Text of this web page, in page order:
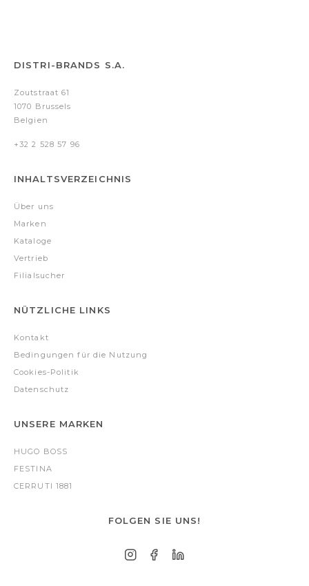
DISTRI-BRANDS S.A.
Zoutstraat 61
1070 Brussels
Belgien
+32 2 528 57 96
INHALTSVERZEICHNIS
Über uns
Marken
Kataloge
Vertrieb
Filialsucher
NÜTZLICHE LINKS
Kontakt
Bedingungen für die Nutzung
Cookies-Politik
Datenschutz
UNSERE MARKEN
HUGO BOSS
FESTINA
CERRUTI 1881
FOLGEN SIE UNS!